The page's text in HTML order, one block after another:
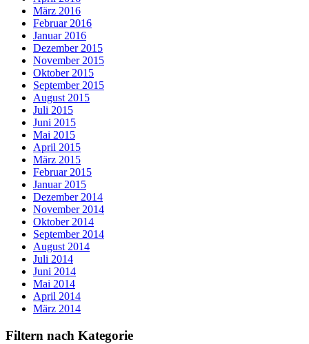
März 2016
Februar 2016
Januar 2016
Dezember 2015
November 2015
Oktober 2015
September 2015
August 2015
Juli 2015
Juni 2015
Mai 2015
April 2015
März 2015
Februar 2015
Januar 2015
Dezember 2014
November 2014
Oktober 2014
September 2014
August 2014
Juli 2014
Juni 2014
Mai 2014
April 2014
März 2014
Filtern nach Kategorie